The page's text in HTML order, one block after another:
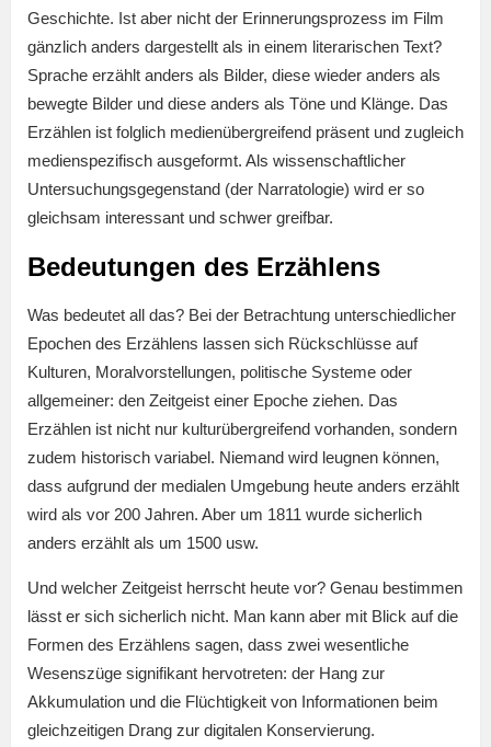
Geschichte. Ist aber nicht der Erinnerungsprozess im Film
gänzlich anders dargestellt als in einem literarischen Text?
Sprache erzählt anders als Bilder, diese wieder anders als
bewegte Bilder und diese anders als Töne und Klänge. Das
Erzählen ist folglich medienübergreifend präsent und zugleich
medienspezifisch ausgeformt. Als wissenschaftlicher
Untersuchungsgegenstand (der Narratologie) wird er so
gleichsam interessant und schwer greifbar.
Bedeutungen des Erzählens
Was bedeutet all das? Bei der Betrachtung unterschiedlicher
Epochen des Erzählens lassen sich Rückschlüsse auf
Kulturen, Moralvorstellungen, politische Systeme oder
allgemeiner: den Zeitgeist einer Epoche ziehen. Das
Erzählen ist nicht nur kulturübergreifend vorhanden, sondern
zudem historisch variabel. Niemand wird leugnen können,
dass aufgrund der medialen Umgebung heute anders erzählt
wird als vor 200 Jahren. Aber um 1811 wurde sicherlich
anders erzählt als um 1500 usw.
Und welcher Zeitgeist herrscht heute vor? Genau bestimmen
lässt er sich sicherlich nicht. Man kann aber mit Blick auf die
Formen des Erzählens sagen, dass zwei wesentliche
Wesenszüge signifikant hervotreten: der Hang zur
Akkumulation und die Flüchtigkeit von Informationen beim
gleichzeitigen Drang zur digitalen Konservierung.